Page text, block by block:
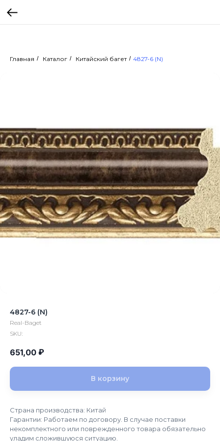
Главная / Каталог / Китайский багет / 4827-6 (N)
4827-6 (N)
Real-Baget
SKU:
651,00 ₽
В корзину
Страна производства: Китай
Гарантии: Работаем по договору. В случае поставки
некомплектного или поврежденного товара обязательно
уладим сложившуюся ситуацию.